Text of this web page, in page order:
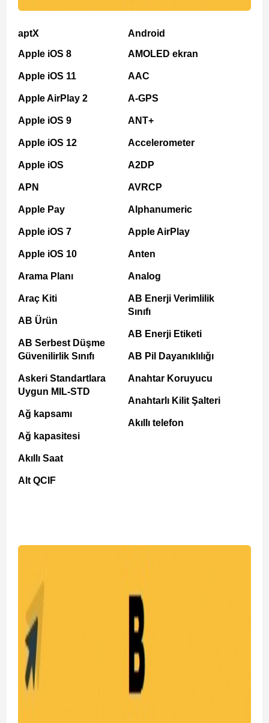
aptX
Apple iOS 8
Apple iOS 11
Apple AirPlay 2
Apple iOS 9
Apple iOS 12
Apple iOS
APN
Apple Pay
Apple iOS 7
Apple iOS 10
Arama Planı
Araç Kiti
AB Ürün
AB Serbest Düşme
Güvenilirlik Sınıfı
Askeri Standartlara
Uygun MIL-STD
Ağ kapsamı
Ağ kapasitesi
Akıllı Saat
Alt QCIF
Android
AMOLED ekran
AAC
A-GPS
ANT+
Accelerometer
A2DP
AVRCP
Alphanumeric
Apple AirPlay
Anten
Analog
AB Enerji Verimlilik
Sınıfı
AB Enerji Etiketi
AB Pil Dayanıklılığı
Anahtar Koruyucu
Anahtarlı Kilit Şalteri
Akıllı telefon